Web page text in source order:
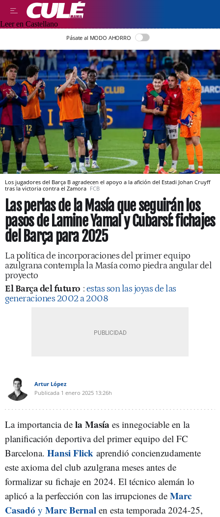
Leer en Castellano
Pásate al MODO AHORRO
Los jugadores del Barça B agradecen el apoyo a la afición del Estadi Johan Cruyff
tras la victoria contra el Zamora FCB
Las perlas de la Masía que seguirán los
pasos de Lamine Yamal y Cubarsí: fichajes
del Barça para 2025
La política de incorporaciones del primer equipo
azulgrana contempla la Masía como piedra angular del
proyecto
El Barça del futuro :estas son las joyas de las
generaciones 2002 a 2008
Artur López
Publicada 1 enero 2025 13:26h
La importancia de la Masía es innegociable en la
planificación deportiva del primer equipo del FC
Barcelona. Hansi Flick aprendió concienzudamente
este axioma del club azulgrana meses antes de
formalizar su fichaje en 2024. El técnico alemán lo
aplicó a la perfección con las irrupciones de Marc
Casadó y Marc Bernal en esta temporada 2024-25,